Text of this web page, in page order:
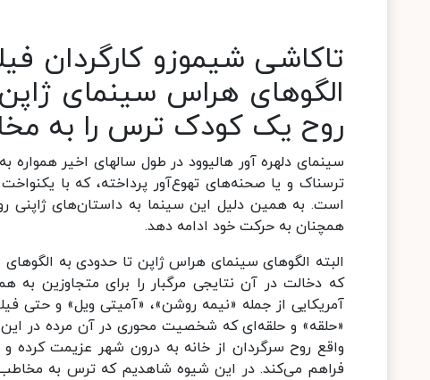
تاکاشی شیموزو کارگردان
الگوهای هراس سینمای
روح یک کودک ترس را به
سینمای دلهره آور هالیوود در طول سالهای اخیر
ترسناک و یا صحنه‌های تهوع‌آور پرداخته، که با
است. به همین دلیل این سینما به داستان‌های ژاپنی
همچنان به حرکت خود ادامه دهد.
البته الگوهای سینمای هراس ژاپن تا حدودی به
که دخالت در آن نتایجی مرگبار را برای متجاوزین به
آمریکایی از جمله «نیمه روشن»، «آمیتی ویل» و حتی
«حلقه» و حلقه‌ای که شخصیت محوری در آن مرده در این
واقع روح سرگردان از خانه به درون شهر عزیمت کرده و
فراهم می‌کند. در این شیوه شاهدیم که ترس به مخاطب